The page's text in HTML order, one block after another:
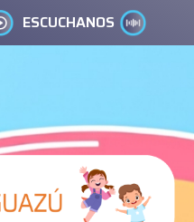
ESCUCHANOS